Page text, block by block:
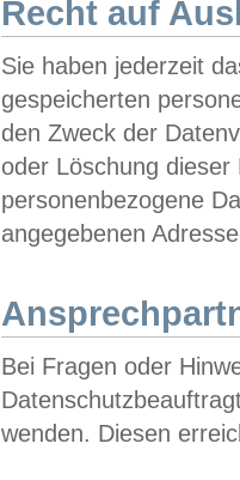
Recht auf
Sie haben jederzeit
gespeicherten
den Zweck der
oder Löschung
personenbezogene
angegebenen
Bei Fragen oder
wenden. Diesen